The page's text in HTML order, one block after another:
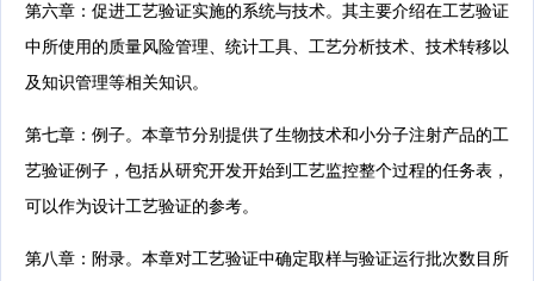
第六章：促进工艺验证实施的系统与技术。其主要介绍在工艺验证
中所使用的质量风险管理、统计工具、工艺分析技术、技术转移以
及知识管理等相关知识。
第七章：例子。本章节分别提供了生物技术和小分子注射产品的工
艺验证例子，包括从研究开发开始到工艺监控整个过程的任务表，
可以作为设计工艺验证的参考。
第八章：附录。本章对工艺验证中确定取样与验证运行批次数目所